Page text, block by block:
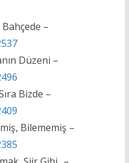
–
Düzeni –
Bizde –
Bilememiş –